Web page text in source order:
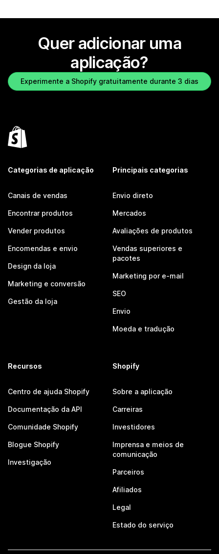
Quer adicionar uma
aplicação?
Experimente a Shopify gratuitamente durante 3 dias
Categorias de aplicação
Canais de vendas
Encontrar produtos
Vender produtos
Encomendas e envio
Design da loja
Marketing e conversão
Gestão da loja
Principais categorias
Envio direto
Mercados
Avaliações de produtos
Vendas superiores e
pacotes
Marketing por e-mail
SEO
Envio
Moeda e tradução
Recursos
Centro de ajuda Shopify
Documentação da API
Comunidade Shopify
Blogue Shopify
Investigação
Shopify
Sobre a aplicação
Carreiras
Investidores
Imprensa e meios de
comunicação
Parceiros
Afiliados
Legal
Estado do serviço